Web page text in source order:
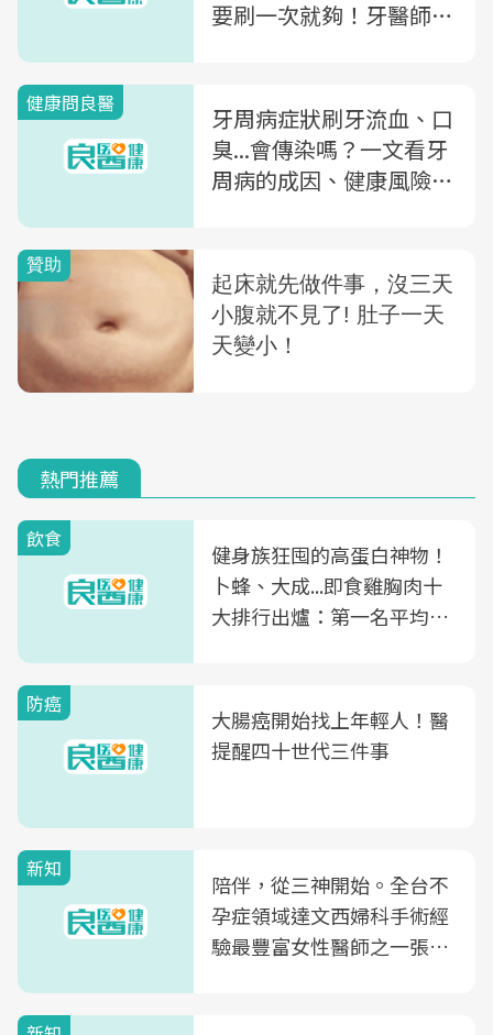
要刷一次就夠！牙醫師公
健康問良醫
牙周病症狀刷牙流血、口
臭...會傳染嗎？一文看牙
周病的成因、健康風險與
熱門推薦
飲食
健身族狂囤的高蛋白神物！
卜蜂、大成...即食雞胸肉十
大排行出爐：第一名平均一
防癌
大腸癌開始找上年輕人！醫
提醒四十世代三件事
新知
陪伴，從三神開始。全台不
孕症領域達文西婦科手術經
驗最豐富女性醫師之一張永